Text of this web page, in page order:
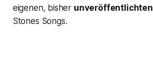
eigenen, bisher unveröffentlichten
Stones Songs.